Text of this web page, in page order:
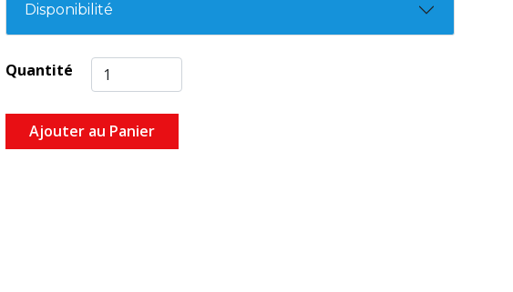
Disponibilité
Quantité
Ajouter au Panier